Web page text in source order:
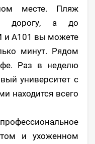
месте. Пляж
дорогу, а до
и A101 вы можете
минут. Рядом
Раз в неделю
университет с
находится всего
и ухоженном